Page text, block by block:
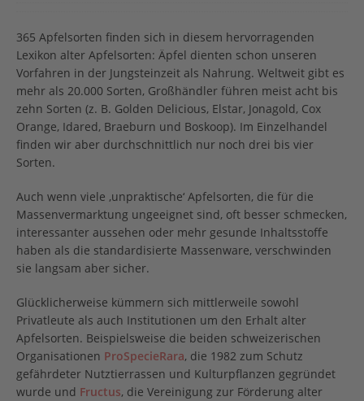
365 Apfelsorten finden sich in diesem hervorragenden
Lexikon alter Apfelsorten: Äpfel dienten schon unseren
Vorfahren in der Jungsteinzeit als Nahrung. Weltweit gibt es
mehr als 20.000 Sorten, Großhändler führen meist acht bis
zehn Sorten (z. B. Golden Delicious, Elstar, Jonagold, Cox
Orange, Idared, Braeburn und Boskoop). Im Einzelhandel
finden wir aber durchschnittlich nur noch drei bis vier
Sorten.
Auch wenn viele ‚unpraktische‘ Apfelsorten, die für die
Massenvermarktung ungeeignet sind, oft besser schmecken,
interessanter aussehen oder mehr gesunde Inhaltsstoffe
haben als die standardisierte Massenware, verschwinden
sie langsam aber sicher.
Glücklicherweise kümmern sich mittlerweile sowohl
Privatleute als auch Institutionen um den Erhalt alter
Apfelsorten. Beispielsweise die beiden schweizerischen
Organisationen ProSpecieRara, die 1982 zum Schutz
gefährdeter Nutztierrassen und Kulturpflanzen gegründet
wurde und Fructus, die Vereinigung zur Förderung alter